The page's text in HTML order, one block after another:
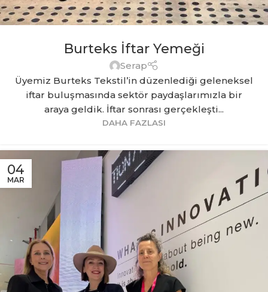
Burteks İftar Yemeği
Serap
Üyemiz Burteks Tekstil’in düzenlediği geleneksel
iftar buluşmasında sektör paydaşlarımızla bir
araya geldik. İftar sonrası gerçekleşti...
DAHA FAZLASI
04
MAR